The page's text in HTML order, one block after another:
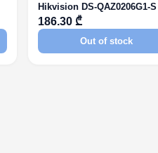
Hikvision DS-QAZ0206G1-S
186.30 ₾
Out of stock